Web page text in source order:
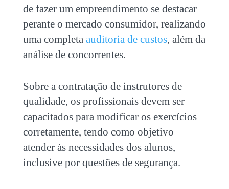
de fazer um empreendimento se destacar
perante o mercado consumidor, realizando
uma completa auditoria de custos, além da
análise de concorrentes.
Sobre a contratação de instrutores de
qualidade, os profissionais devem ser
capacitados para modificar os exercícios
corretamente, tendo como objetivo
atender às necessidades dos alunos,
inclusive por questões de segurança.